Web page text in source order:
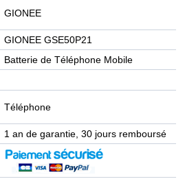
GIONEE
GIONEE GSE50P21
Batterie de Téléphone Mobile
Téléphone
1 an de garantie, 30 jours remboursé